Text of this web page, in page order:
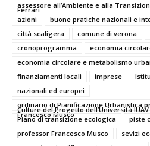
assessore all’Ambiente e alla
Ferrari
azioni
buone pratiche nazionali e
città scaligera
comune di verona
cronoprogramma
economia
economia circolare e metabolismo
finanziamenti locali
imprese
nazionali ed europei
ordinario di Pianificazione Urbanistica
Culture del Progetto dell’Università
Francesco Musco
Piano di transizione ecologica
piste
professor Francesco Musco
sevizi